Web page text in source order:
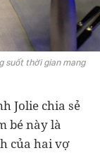
suốt thời gian mang
Jolie chia sẻ
bé này là
của hai vợ